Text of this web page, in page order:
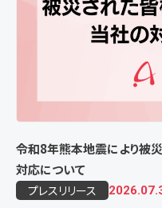
令和8年熊本地震により被
対応について
プレスリリース